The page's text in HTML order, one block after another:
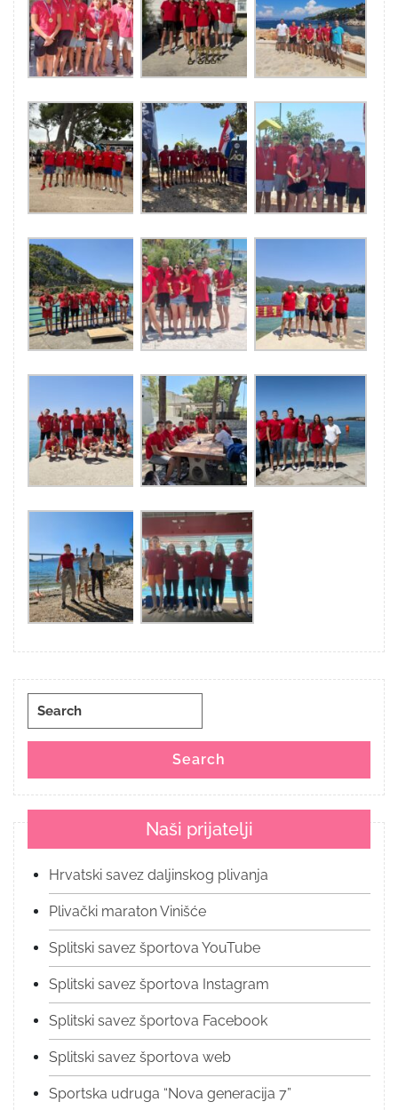
Search
Search
Naši prijatelji
Hrvatski savez daljinskog plivanja
Plivački maraton Vinišće
Splitski savez športova YouTube
Splitski savez športova Instagram
Splitski savez športova Facebook
Splitski savez športova web
Sportska udruga “Nova generacija 7”